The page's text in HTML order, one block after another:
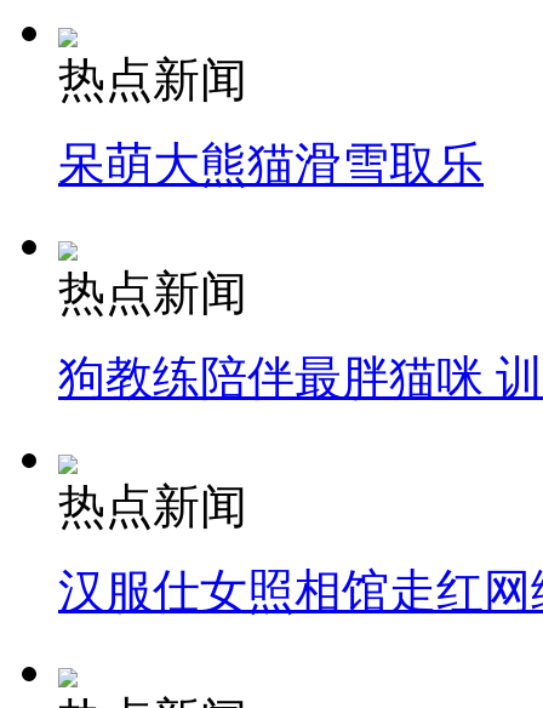
热点新闻
呆萌大熊猫滑雪取乐
热点新闻
狗教练陪伴最胖猫咪
热点新闻
汉服仕女照相馆走红网